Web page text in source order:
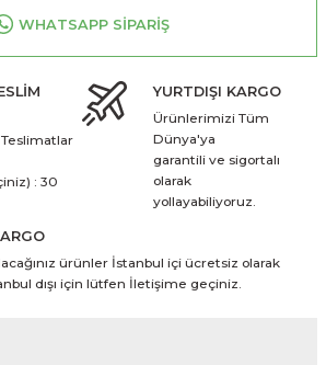
WHATSAPP SİPARİŞ
: 30
YURTDIŞI KARGO
Ürünlerimizi Tüm
Dünya'ya
garantili ve sigortalı
olarak
yollayabiliyoruz.
ürünler İstanbul içi ücretsiz olarak
dışı için lütfen İletişime geçiniz.